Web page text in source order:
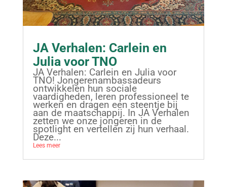
JA Verhalen: Carlein en
Julia voor TNO
JA Verhalen: Carlein en Julia voor
TNO! Jongerenambassadeurs
ontwikkelen hun sociale
vaardigheden, leren professioneel te
werken en dragen een steentje bij
aan de maatschappij. In JA Verhalen
zetten we onze jongeren in de
spotlight en vertellen zij hun verhaal.
Deze...
Lees meer